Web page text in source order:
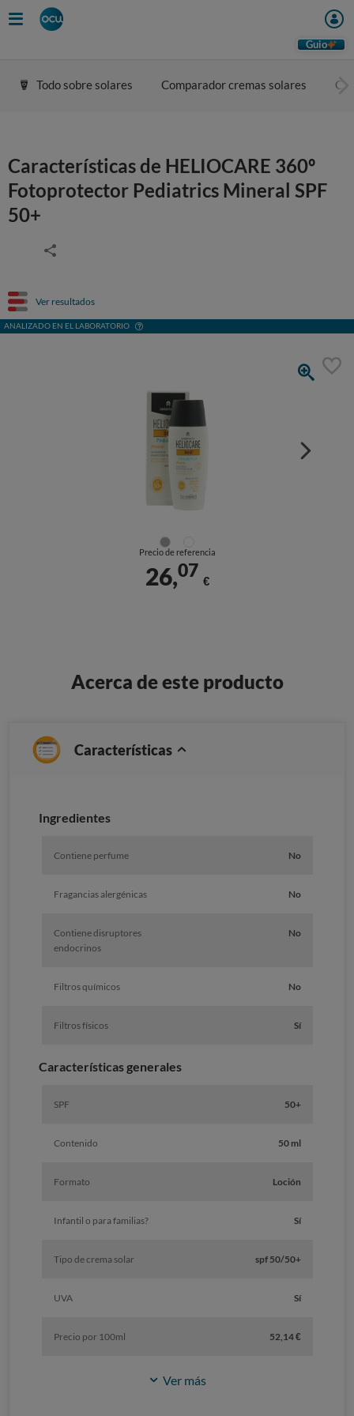
Guio
Todo sobre solares Comparador cremas solares
Características de HELIOCARE 360º
Fotoprotector Pediatrics Mineral SPF
50+
Ver resultados
ANALIZADO EN EL LABORATORIO
Precio de referencia
26,07
€
Acerca de este producto
Características
Ingredientes
Contiene perfume No
Fragancias alergénicas No
Contiene disruptores
endocrinos
No
Filtros químicos No
Filtros físicos Sí
Características generales
SPF 50+
Contenido 50 ml
Formato Loción
Infantil o para familias? Sí
Tipo de crema solar spf 50/50+
UVA Sí
Precio por 100ml 52,14 €
Ver más